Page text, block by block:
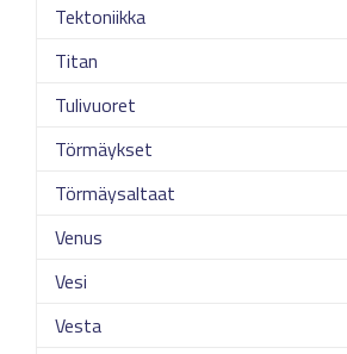
Tektoniikka
Titan
Tulivuoret
Törmäykset
Törmäysaltaat
Venus
Vesi
Vesta